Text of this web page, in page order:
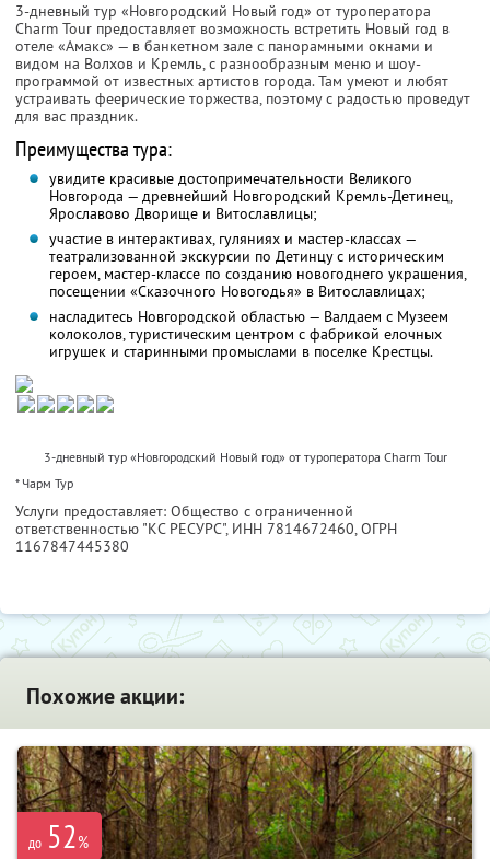
3-дневный тур «Новгородский Новый год» от туроператора
Charm Tour предоставляет возможность встретить Новый год в
отеле «Амакс» — в банкетном зале с панорамными окнами и
видом на Волхов и Кремль, с разнообразным меню и шоу-
программой от известных артистов города. Там умеют и любят
устраивать феерические торжества, поэтому с радостью проведут
для вас праздник.
Преимущества тура:
увидите красивые достопримечательности Великого
Новгорода — древнейший Новгородский Кремль-Детинец,
Ярославово Дворище и Витославлицы;
участие в интерактивах, гуляниях и мастер-классах —
театрализованной экскурсии по Детинцу с историческим
героем, мастер-классе по созданию новогоднего украшения,
посещении «Сказочного Новогодья» в Витославлицах;
насладитесь Новгородской областью — Валдаем с Музеем
колоколов, туристическим центром с фабрикой елочных
игрушек и старинными промыслами в поселке Крестцы.
3-дневный тур «Новгородский Новый год» от туроператора Charm Tour
* Чарм Тур
Услуги предоставляет: Общество с ограниченной
ответственностью "КС РЕСУРС", ИНН 7814672460, ОГРН
1167847445380
Похожие акции:
до 52%